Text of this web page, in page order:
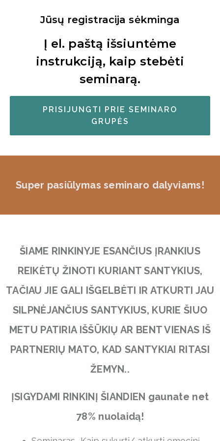
Jūsų registracija sėkminga
Į el. paštą išsiuntėme
instrukciją, kaip stebėti
seminarą.
PRISIJUNGTI PRIE SEMINARO
GRUPĖS
Super pasiūlymas seminaro dalyviams!
ŠIAME RINKINYJE ESANČIUS ĮRANKIUS
REIKĖTŲ ŽINOTI KURIANT SANTYKIUS,
TAČIAU JIE GALI IŠGELBĖTI IR ATKURTI JAU
SILPNĖJANČIUS SANTYKIUS, KURIE ŠIUO
METU PATIRIA IŠŠŪKIŲ AR BENT VIENAS IŠ
PARTNERIŲ MATO, KAD SANTYKIAI RITASI
ŽEMYN..
ĮSIGYDAMI RINKINĮ ŠIANDIEN gaunate net
78% nuolaidą!